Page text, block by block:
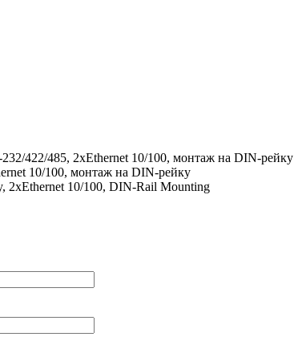
422/485, 2xEthernet 10/100, монтаж на DIN-рейку
10/100, монтаж на DIN-рейку
2xEthernet 10/100, DIN-Rail Mounting